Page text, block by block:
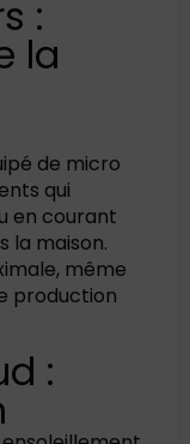
:
la
de micro
qui
en courant
la maison.
même
production
: